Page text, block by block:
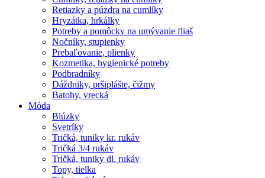
Retiazky a púzdra na cumlíky
Hryzátka, hrkálky
Potreby a pomôcky na umývanie fliaš
Nočníky, stupienky
Prebaľovanie, plienky
Kozmetika, hygienické potreby
Podbradníky
Dáždniky, pršiplášte, čižmy
Batohy, vrecká
Móda
Blúzky
Svetríky
Tričká, tuniky kr. rukáv
Tričká 3/4 rukáv
Tričká, tuniky dl. rukáv
Topy, tielka